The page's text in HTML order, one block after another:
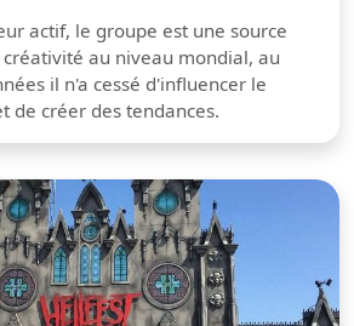
actif, le groupe est une source
au niveau mondial, au
il n'a cessé d'influencer le
de créer des tendances.